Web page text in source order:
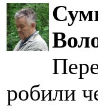
робили